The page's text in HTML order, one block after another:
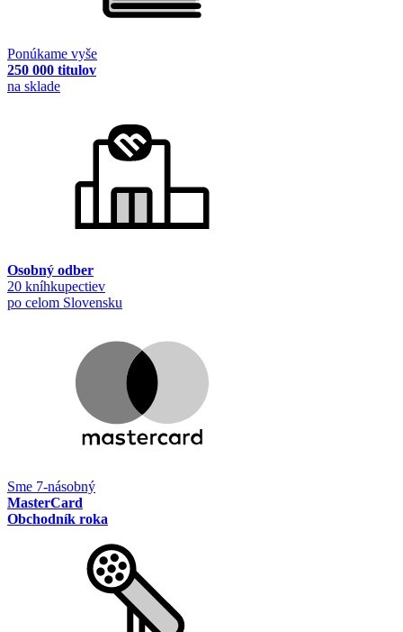
Ponúkame vyše
250 000 titulov
na sklade
Osobný odber
20 kníhkupectiev
po celom Slovensku
Sme 7-násobný
MasterCard
Obchodník roka